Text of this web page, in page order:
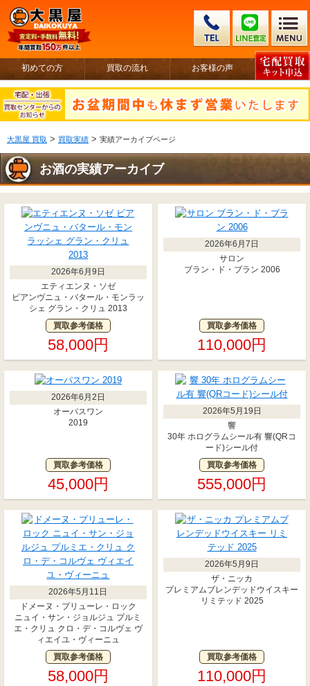
初めての方 買取の流れ お客様の声
大黒屋 買取 > 買取実績 > 実績アーカイブページ
お酒の実績アーカイブ
2026年6月9日
エティエンヌ・ソゼ
ビアンヴニュ・バタール・モンラッ
シェ グラン・クリュ 2013
買取参考価格
58,000円
2026年6月7日
サロン
ブラン・ド・ブラン 2006
買取参考価格
110,000円
2026年6月2日
オーパスワン
2019
買取参考価格
45,000円
2026年5月19日
響
30年 ホログラムシール有 響(QRコ
ード)シール付
買取参考価格
555,000円
2026年5月11日
ドメーヌ・プリューレ・ロック
ニュイ・サン・ジョルジュ プルミ
エ・クリュ クロ・デ・コルヴェ ヴ
ィエイユ・ヴィーニュ
買取参考価格
58,000円
2026年5月9日
ザ・ニッカ
プレミアムブレンデッドウイスキー
リミテッド 2025
買取参考価格
110,000円